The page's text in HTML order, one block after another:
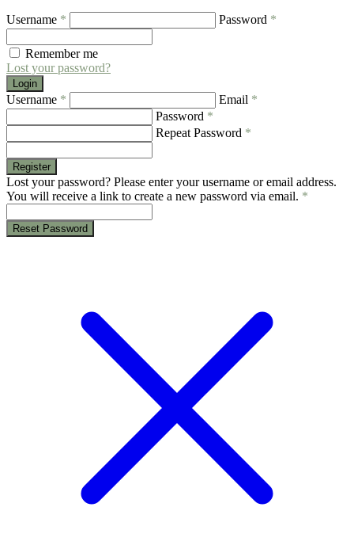
Username * Password *
Remember me
Lost your password?
Login
Username * Email *
Password *
Repeat Password *
Register
Lost your password? Please enter your username or email address.
You will receive a link to create a new password via email. *
Reset Password